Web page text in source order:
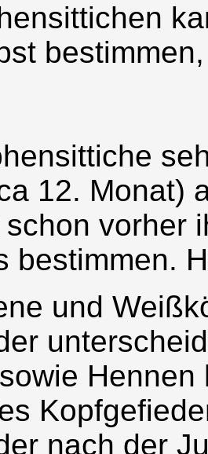
12. Monat)
vorher
bestimmen.
und
nach der